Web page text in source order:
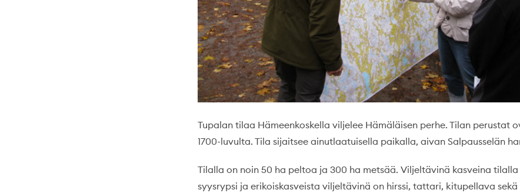
Tupalan tilaa Hämeenkoskella viljelee Hämäläisen perhe. Tilan perustat
1700-luvulta. Tila sijaitsee ainutlaatuisella paikalla, aivan Salpausselän
Tilalla on noin 50 ha peltoa ja 300 ha metsää. Viljeltävinä kasveina
syysrypsi ja erikoiskasveista viljeltävinä on hirssi, tattari, kitupellava